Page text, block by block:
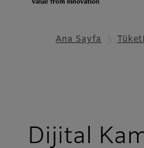
Ana Sayfa
Dijital